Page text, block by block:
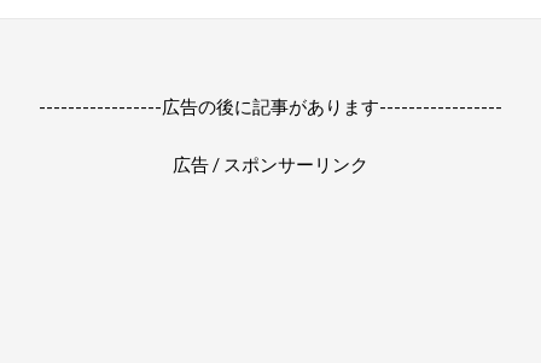
-----------------広告の後に記事があります-----------------
広告 / スポンサーリンク